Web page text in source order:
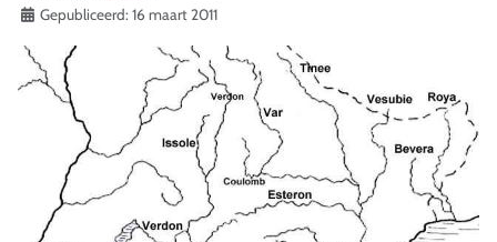
Gepubliceerd: 16 maart 2011